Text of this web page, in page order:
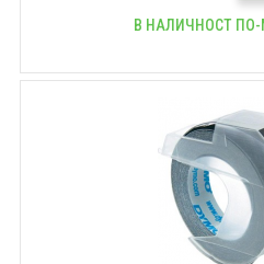
В НАЛИЧНОСТ